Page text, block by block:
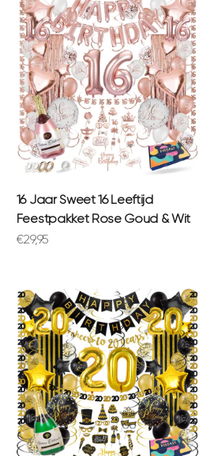
16 Jaar Sweet 16 Leeftijd
Feestpakket Rose Goud & Wit
Aanbiedingsprijs
€29,95